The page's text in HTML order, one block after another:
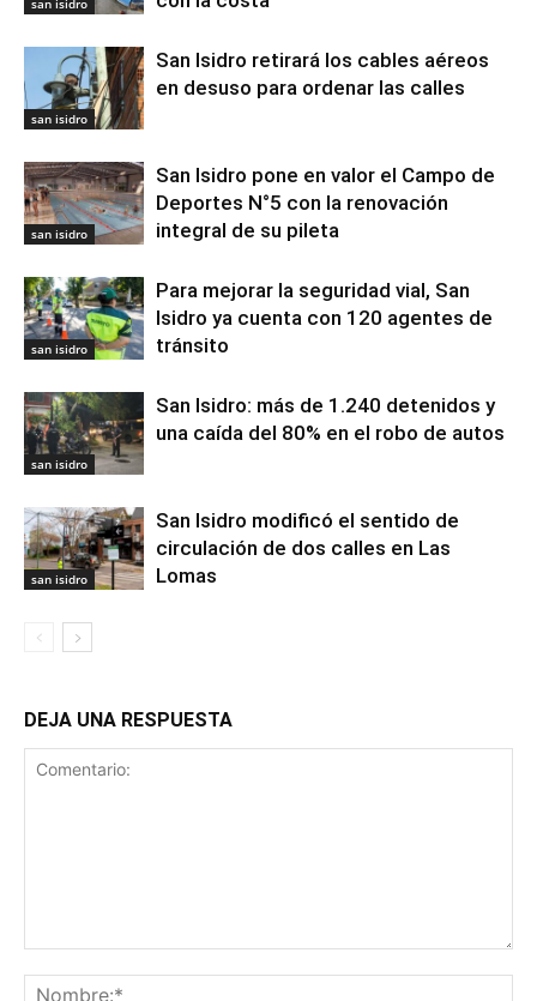
san isidro
San Isidro retirará los cables aéreos
en desuso para ordenar las calles
san isidro
San Isidro pone en valor el Campo de
Deportes N°5 con la renovación
integral de su pileta
san isidro
Para mejorar la seguridad vial, San
Isidro ya cuenta con 120 agentes de
tránsito
san isidro
San Isidro: más de 1.240 detenidos y
una caída del 80% en el robo de autos
san isidro
San Isidro modificó el sentido de
circulación de dos calles en Las
Lomas
DEJA UNA RESPUESTA